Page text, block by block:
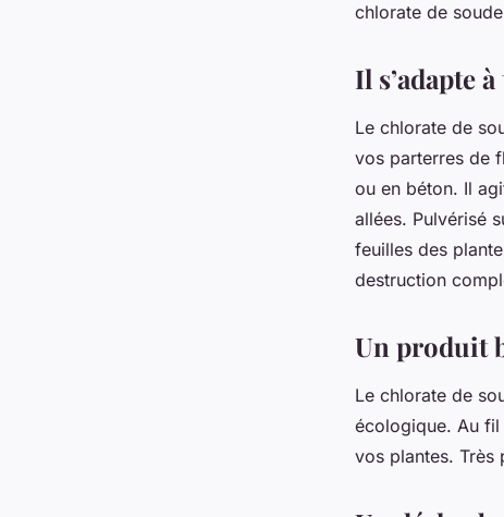
chlorate de
Il s’adapte
Le chlorate de
vos parterres de
ou en béton. Il
allées. Pulvérisé
feuilles des
destruction
Un produit
Le chlorate de
écologique. Au
vos plantes. Très